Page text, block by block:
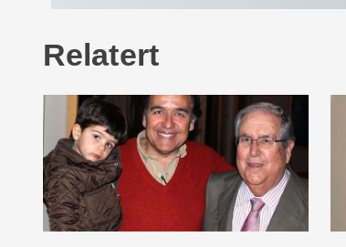
Relatert